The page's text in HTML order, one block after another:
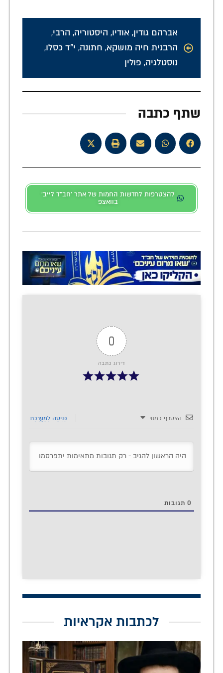
אברהם גודין, אודיו, היסטוריה, הרבי,
הרבנית חיה מושקא, חתונה, י"ד כסלו,
נוסטלגיה, פולין
שתף כתבה
להצטרפות לחדשות החמות של אתר 'חב"ד לייב'
בוואצפ
0
דירוג כתבה
הצטרף כמנוי כְּנִיסָה לַמַעֲרֶכֶת
0 תגובות
לכתבות אקראיות